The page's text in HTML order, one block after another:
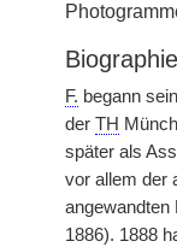
Biographie
F. begann
der TH
später als
vor allem der
angewandten
1886). 1888